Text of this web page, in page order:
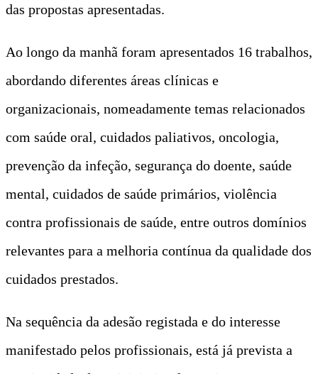
das propostas apresentadas.
Ao longo da manhã foram apresentados 16 trabalhos,
abordando diferentes áreas clínicas e
organizacionais, nomeadamente temas relacionados
com saúde oral, cuidados paliativos, oncologia,
prevenção da infeção, segurança do doente, saúde
mental, cuidados de saúde primários, violência
contra profissionais de saúde, entre outros domínios
relevantes para a melhoria contínua da qualidade dos
cuidados prestados.
Na sequência da adesão registada e do interesse
manifestado pelos profissionais, está já prevista a